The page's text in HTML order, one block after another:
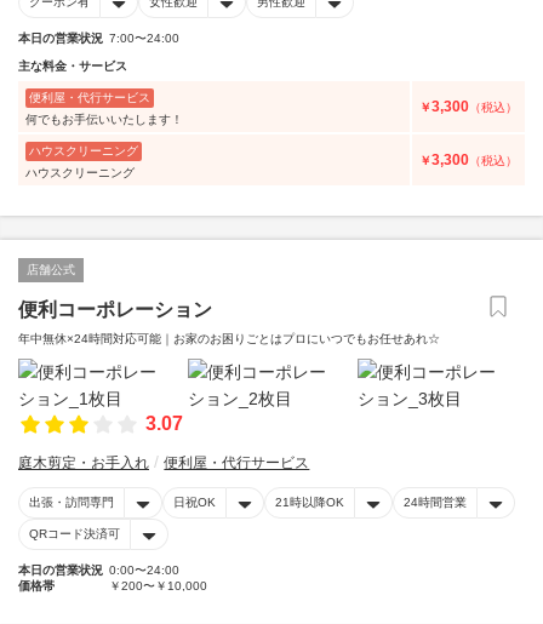
本日の営業状況 7:00〜24:00
主な料金・サービス
便利屋・代行サービス
何でもお手伝いいたします！
￥3,300 （税込）
ハウスクリーニング
ハウスクリーニング
￥3,300 （税込）
店舗公式
便利コーポレーション
年中無休×24時間対応可能｜お家のお困りごとはプロにいつでもお任せあれ☆
3.07
庭木剪定・お手入れ 便利屋・代行サービス
出張・訪問専門 日祝OK 21時以降OK 24時間営業
QRコード決済可
本日の営業状況 0:00〜24:00
価格帯
￥200〜￥10,000